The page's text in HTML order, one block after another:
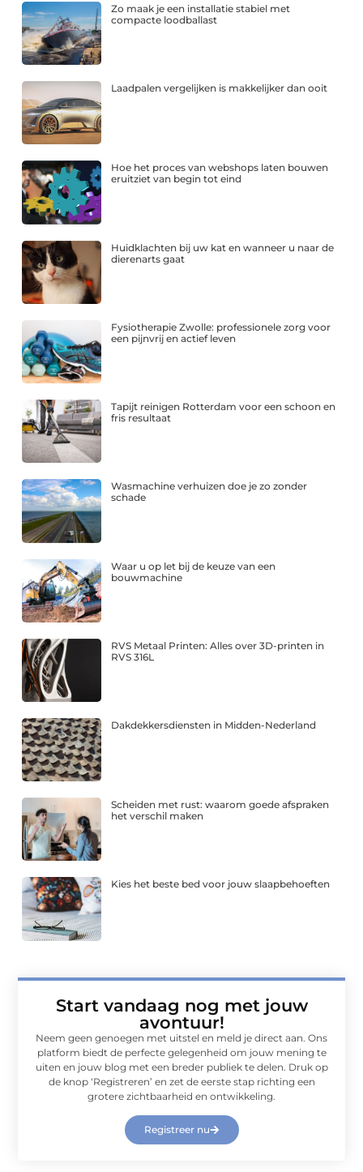
Zo maak je een installatie stabiel met
compacte loodballast
Laadpalen vergelijken is makkelijker dan ooit
Hoe het proces van webshops laten bouwen
eruitziet van begin tot eind
Huidklachten bij uw kat en wanneer u naar de
dierenarts gaat
Fysiotherapie Zwolle: professionele zorg voor
een pijnvrij en actief leven
Tapijt reinigen Rotterdam voor een schoon en
fris resultaat
Wasmachine verhuizen doe je zo zonder
schade
Waar u op let bij de keuze van een
bouwmachine
RVS Metaal Printen: Alles over 3D-printen in
RVS 316L
Dakdekkersdiensten in Midden-Nederland
Scheiden met rust: waarom goede afspraken
het verschil maken
Kies het beste bed voor jouw slaapbehoeften
Start vandaag nog met jouw
avontuur!
Neem geen genoegen met uitstel en meld je direct aan. Ons
platform biedt de perfecte gelegenheid om jouw mening te
uiten en jouw blog met een breder publiek te delen. Druk op
de knop ‘Registreren’ en zet de eerste stap richting een
grotere zichtbaarheid en ontwikkeling.
Registreer nu